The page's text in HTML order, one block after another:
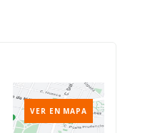
VER EN MAPA